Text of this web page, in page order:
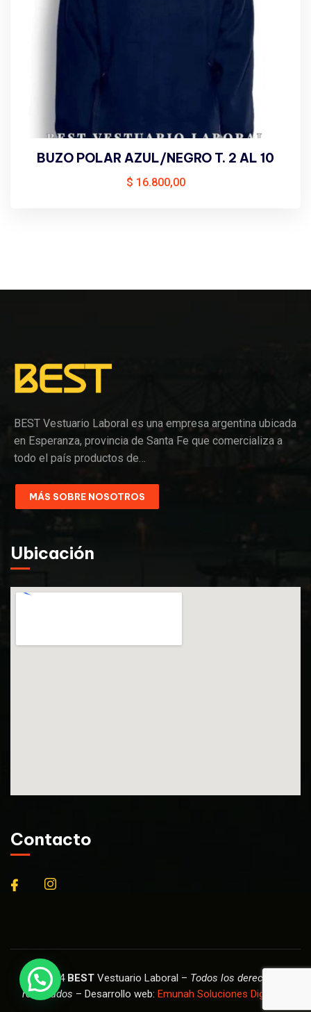
BUZO POLAR AZUL/NEGRO T. 2 AL 10
$ 16.800,00
BEST Vestuario Laboral es una empresa argentina ubicada
en Esperanza, provincia de Santa Fe que comercializa a
todo el país productos de…
MÁS SOBRE NOSOTROS
Ubicación
Contacto
© 2024 BEST Vestuario Laboral – Todos los derechos
reservados – Desarrollo web: Emunah Soluciones Digitales